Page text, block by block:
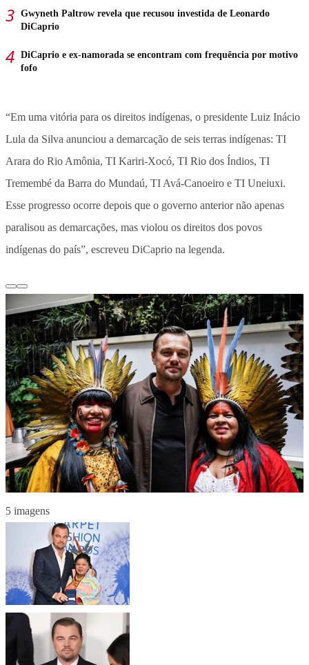
Gwyneth Paltrow revela que recusou investida de Leonardo
DiCaprio
DiCaprio e ex-namorada se encontram com frequência por motivo
fofo
“Em uma vitória para os direitos indígenas, o presidente Luiz Inácio
Lula da Silva anunciou a demarcação de seis terras indígenas: TI
Arara do Rio Amônia, TI Kariri-Xocó, TI Rio dos Índios, TI
Tremembé da Barra do Mundaú, TI Avá-Canoeiro e TI Uneiuxi.
Esse progresso ocorre depois que o governo anterior não apenas
paralisou as demarcações, mas violou os direitos dos povos
indígenas do país”, escreveu DiCaprio na legenda.
5 imagens